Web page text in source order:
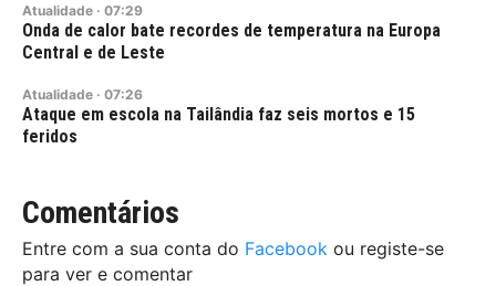
Atualidade · 07:29
Onda de calor bate recordes de temperatura na Europa
Central e de Leste
Atualidade · 07:26
Ataque em escola na Tailândia faz seis mortos e 15
feridos
Comentários
Entre com a sua conta do Facebook ou registe-se
para ver e comentar